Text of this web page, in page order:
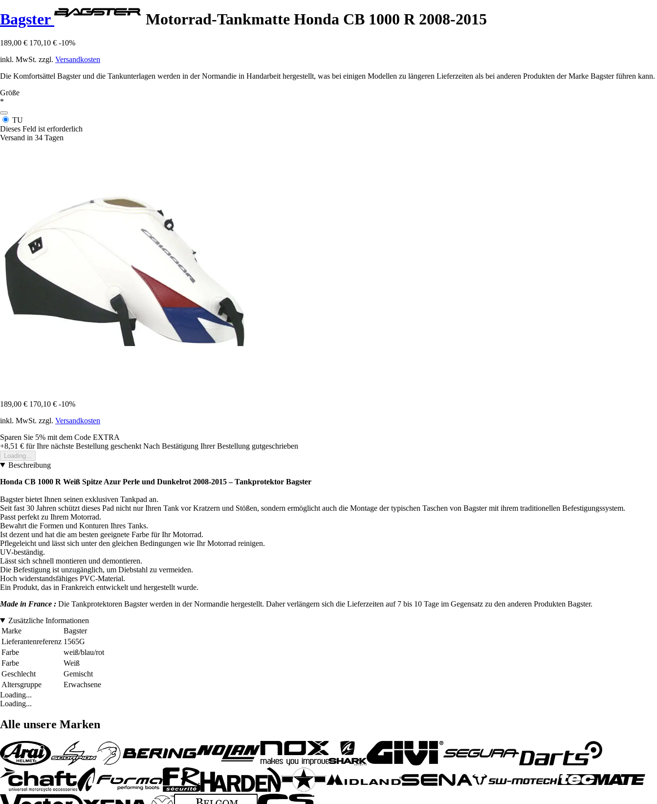
Bagster Motorrad-Tankmatte Honda CB 1000 R 2008-2015
189,00 € 170,10 € -10%
inkl. MwSt. zzgl. Versandkosten
Die Komfortsättel Bagster und die Tankunterlagen werden in der Normandie in Handarbeit hergestellt, was bei einigen Modellen zu längeren Lieferzeiten als bei anderen Produkten der Marke Bagster führen kann.
Größe
*
TU
Dieses Feld ist erforderlich
Versand in 34 Tagen
189,00 € 170,10 € -10%
inkl. MwSt. zzgl. Versandkosten
Sparen Sie 5% mit dem Code EXTRA
+8,51 € für Ihre nächste Bestellung geschenkt Nach Bestätigung Ihrer Bestellung gutgeschrieben
Loading...
Beschreibung
Honda CB 1000 R Weiß Spitze Azur Perle und Dunkelrot 2008-2015 – Tankprotektor Bagster
Bagster bietet Ihnen seinen exklusiven Tankpad an.
Seit fast 30 Jahren schützt dieses Pad nicht nur Ihren Tank vor Kratzern und Stößen, sondern ermöglicht auch die Montage der typischen Taschen von Bagster mit ihrem traditionellen Befestigungssystem.
Passt perfekt zu Ihrem Motorrad.
Bewahrt die Formen und Konturen Ihres Tanks.
Ist dezent und hat die am besten geeignete Farbe für Ihr Motorrad.
Pflegeleicht und lässt sich unter den gleichen Bedingungen wie Ihr Motorrad reinigen.
UV-beständig.
Lässt sich schnell montieren und demontieren.
Die Befestigung ist unzugänglich, um Diebstahl zu vermeiden.
Hoch widerstandsfähiges PVC-Material.
Ein Produkt, das in Frankreich entwickelt und hergestellt wurde.
Made in France : Die Tankprotektoren Bagster werden in der Normandie hergestellt. Daher verlängern sich die Lieferzeiten auf 7 bis 10 Tage im Gegensatz zu den anderen Produkten Bagster.
Zusätzliche Informationen
Marke
Bagster
Lieferantenreferenz 1565G
Farbe
weiß/blau/rot
Farbe
Weiß
Geschlecht
Gemischt
Altersgruppe
Erwachsene
Loading...
Loading...
Alle unsere Marken